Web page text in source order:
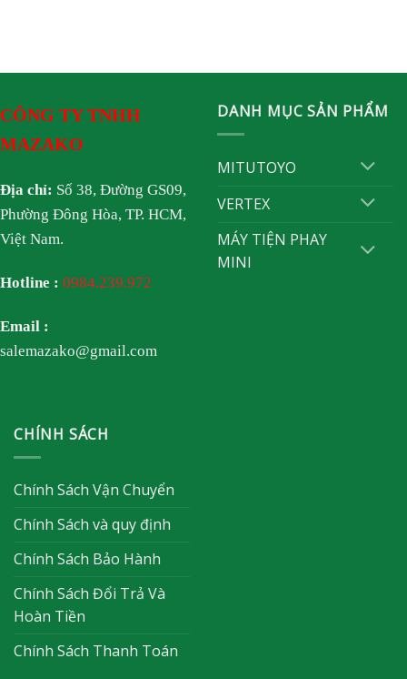
CÔNG TY TNHH
MAZAKO
Địa chỉ: Số 38, Đường GS09,
Phường Đông Hòa, TP. HCM,
Việt Nam.
Hotline : 0984.239.972
Email :
salemazako@gmail.com
DANH MỤC SẢN PHẨM
MITUTOYO
VERTEX
MÁY TIỆN PHAY
MINI
CHÍNH SÁCH
Chính Sách Vận Chuyển
Chính Sách và quy định
Chính Sách Bảo Hành
Chính Sách Đổi Trả Và
Hoàn Tiền
Chính Sách Thanh Toán